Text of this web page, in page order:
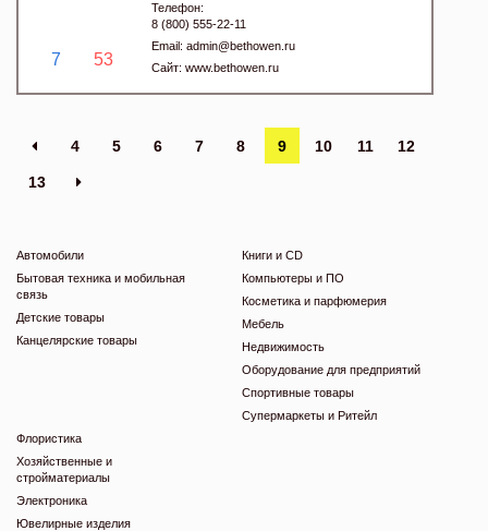
7 53
Телефон:
8 (800) 555-22-11
Email: admin@bethowen.ru
Сайт: www.bethowen.ru
4 5 6 7 8 9 10 11 12
13
Автомобили
Бытовая техника и мобильная
связь
Детские товары
Канцелярские товары
Книги и CD
Компьютеры и ПО
Косметика и парфюмерия
Мебель
Недвижимость
Оборудование для предприятий
Спортивные товары
Супермаркеты и Ритейл
Флористика
Хозяйственные и
стройматериалы
Электроника
Ювелирные изделия